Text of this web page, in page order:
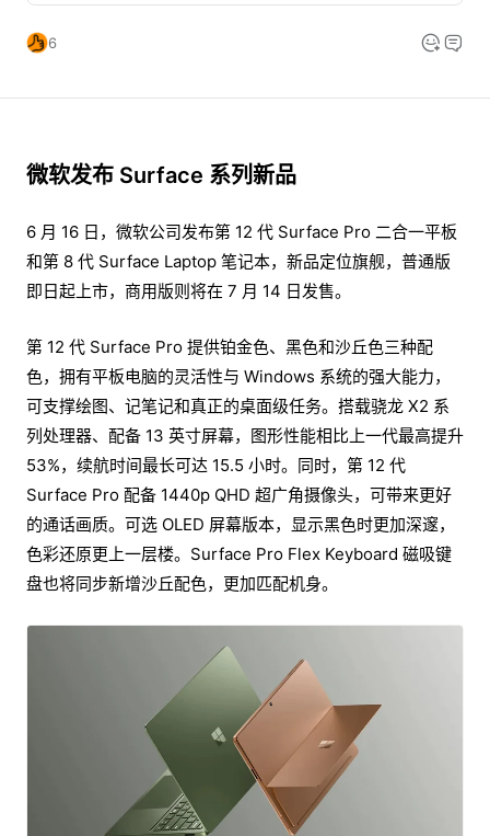
6
微软发布 Surface 系列新品
6 月 16 日，微软公司发布第 12 代 Surface Pro 二合一平板
和第 8 代 Surface Laptop 笔记本，新品定位旗舰，普通版
即日起上市，商用版则将在 7 月 14 日发售。
第 12 代 Surface Pro 提供铂金色、黑色和沙丘色三种配
色，拥有平板电脑的灵活性与 Windows 系统的强大能力，
可支撑绘图、记笔记和真正的桌面级任务。搭载骁龙 X2 系
列处理器、配备 13 英寸屏幕，图形性能相比上一代最高提升
53%，续航时间最长可达 15.5 小时。同时，第 12 代
Surface Pro 配备 1440p QHD 超广角摄像头，可带来更好
的通话画质。可选 OLED 屏幕版本，显示黑色时更加深邃，
色彩还原更上一层楼。Surface Pro Flex Keyboard 磁吸键
盘也将同步新增沙丘配色，更加匹配机身。